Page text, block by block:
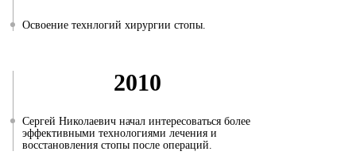
Освоение технлогий хирургии стопы.
2010
Сергей Николаевич начал интересоваться более
эффективными технологиями лечения и
восстановления стопы после операций.